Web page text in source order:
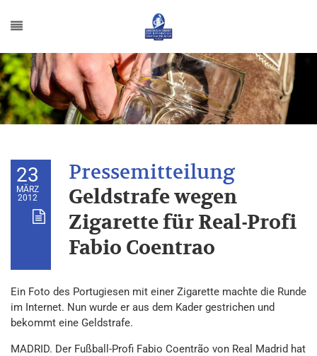
23
MÄRZ
2012
Geldstrafe wegen
Zigarette für Real-Profi
Fabio Coentrao
Ein Foto des Portugiesen mit einer Zigarette machte die Runde
im Internet. Nun wurde er aus dem Kader gestrichen und
bekommt eine Geldstrafe.
MADRID. Der Fußball-Profi Fabio Coentrão von Real Madrid hat